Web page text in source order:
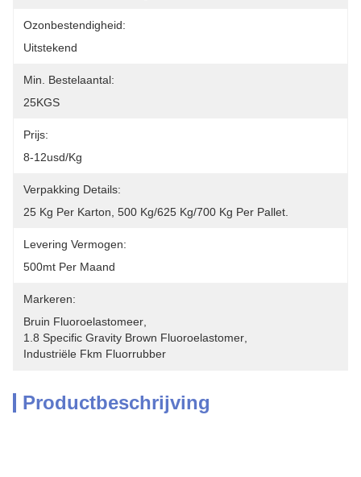
Ozonbestendigheid:
Uitstekend
Min. Bestelaantal:
25KGS
Prijs:
8-12usd/kg
Verpakking Details:
25 Kg Per Karton, 500 Kg/625 Kg/700 Kg Per Pallet.
Levering Vermogen:
500mt Per Maand
Markeren:
Bruin Fluoroelastomeer
1.8 Specific Gravity Brown Fluoroelastomer
Industriële Fkm Fluorrubber
Productbeschrijving